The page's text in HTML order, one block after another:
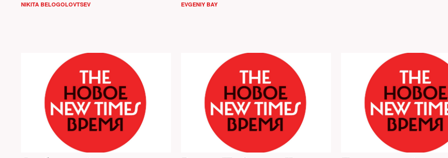
NIKITA BELOGOLOVTSEV EVGENIY BAY